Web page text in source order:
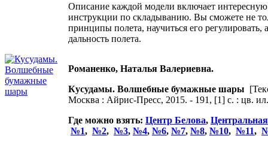
Описание каждой модели включает
инструкции по складыванию. Вы сможете не
принципы полета, научиться его регулировать,
дальность полета.
Романенко, Наталья Валериевна.
Кусудамы. Волшебные бумажные шары
Москва : Айрис-Пресс, 2015. - 191, [1] с. : цв.
Где можно взять: Центр Белова,
№1, №2, №3, №4, №6, №7, №8, №10, №11,